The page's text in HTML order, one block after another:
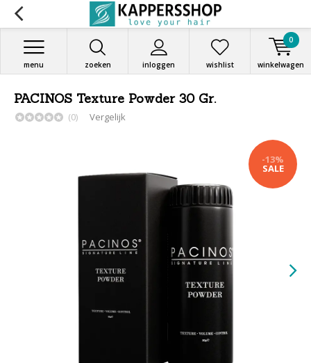
zoeken inloggen
menu wishlist winkelwagen
0
PACINOS Texture Powder 30 Gr.
(0) Vergelijk
-13%
SALE